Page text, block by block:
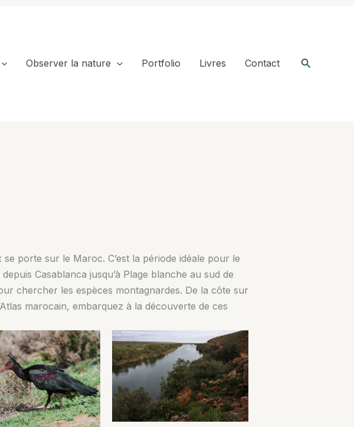
Observer la nature Portfolio Livres Contact
porte sur le Maroc. C’est la période idéale pour le
Casablanca jusqu’à Plage blanche au sud de
chercher les espèces montagnardes. De la côte sur
marocain, embarquez à la découverte de ces